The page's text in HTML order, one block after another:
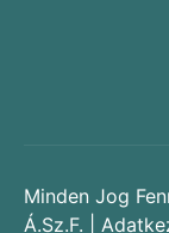
Minden Jog
Á.Sz.F.